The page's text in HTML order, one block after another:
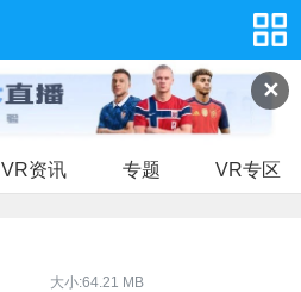
✕
VR资讯 专题 VR专区
大小:64.21 MB